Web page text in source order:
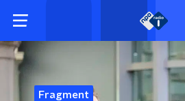
Fragment